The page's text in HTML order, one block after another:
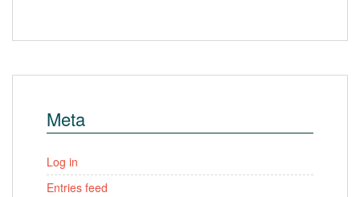
Meta
Log in
Entries feed